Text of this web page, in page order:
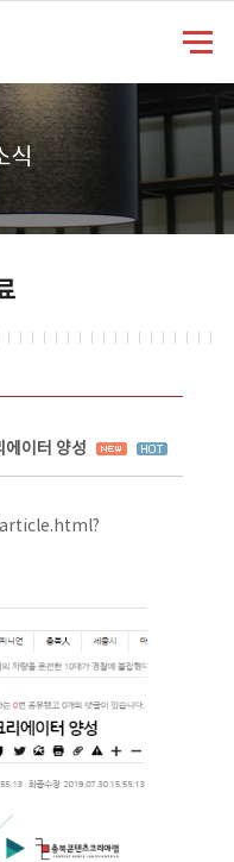
식
에이터 양성